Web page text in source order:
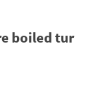
boiled tur